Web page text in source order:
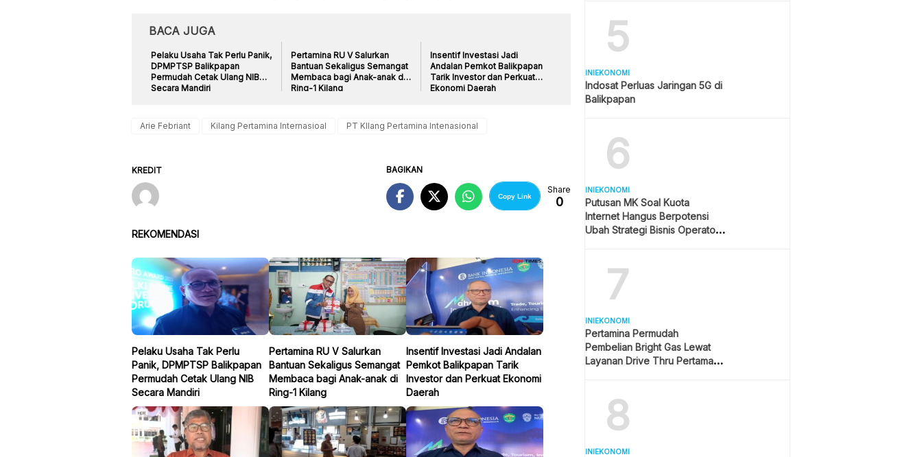
BACA JUGA
Pelaku Usaha Tak Perlu Panik,
DPMPTSP Balikpapan
Permudah Cetak Ulang NIB
Secara Mandiri
Pertamina RU V Salurkan
Bantuan Sekaligus Semangat
Membaca bagi Anak-anak di
Ring-1 Kilang
Insentif Investasi Jadi
Andalan Pemkot Balikpapan
Tarik Investor dan Perkuat
Ekonomi Daerah
Arie Febriant Kilang Pertamina Internasioal PT KIlang Pertamina Intenasional
KREDIT BAGIKAN
Copy Link
Share
0
REKOMENDASI
Pelaku Usaha Tak Perlu
Panik, DPMPTSP Balikpapan
Permudah Cetak Ulang NIB
Secara Mandiri
Pertamina RU V Salurkan
Bantuan Sekaligus Semangat
Membaca bagi Anak-anak di
Ring-1 Kilang
Insentif Investasi Jadi Andalan
Pemkot Balikpapan Tarik
Investor dan Perkuat Ekonomi
Daerah
5
INIEKONOMI
Indosat Perluas Jaringan 5G di
Balikpapan
6
INIEKONOMI
Putusan MK Soal Kuota
Internet Hangus Berpotensi
Ubah Strategi Bisnis Operator
7
INIEKONOMI
Pertamina Permudah
Pembelian Bright Gas Lewat
Layanan Drive Thru Pertama di
8
INIEKONOMI